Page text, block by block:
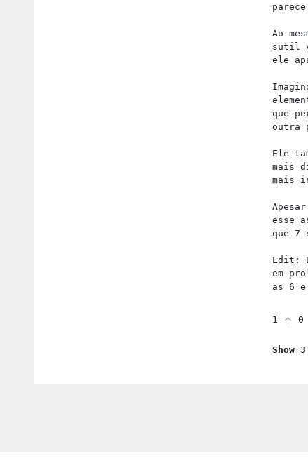
Ao
sutil
ele
que
outra
Ele
mais
mais
esse
que 7
Edit:
em
as 6 e
1 0
Show